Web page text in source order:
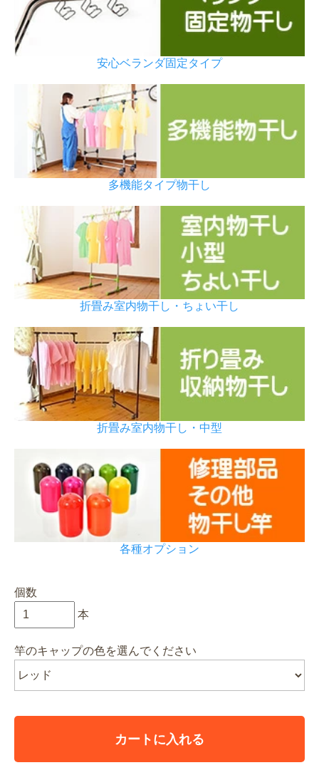
安心ベランダ固定タイプ
多機能タイプ物干し
折畳み室内物干し・ちょい干し
折畳み室内物干し・中型
各種オプション
個数
本
竿のキャップの色を選んでください
カートに入れる